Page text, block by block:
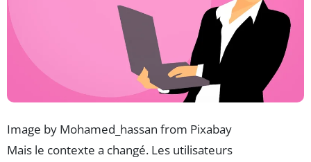
Image by Mohamed_hassan from Pixabay
Mais le contexte a changé. Les utilisateurs